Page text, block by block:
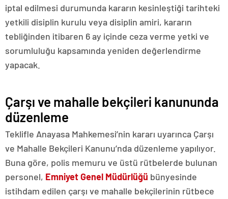
iptal edilmesi durumunda kararın kesinleştiği tarihteki
yetkili disiplin kurulu veya disiplin amiri, kararın
tebliğinden itibaren 6 ay içinde ceza verme yetki ve
sorumluluğu kapsamında yeniden değerlendirme
yapacak.
Çarşı ve mahalle bekçileri kanununda
düzenleme
Teklifle Anayasa Mahkemesi’nin kararı uyarınca Çarşı
ve Mahalle Bekçileri Kanunu’nda düzenleme yapılıyor.
Buna göre, polis memuru ve üstü rütbelerde bulunan
personel, Emniyet Genel Müdürlüğü bünyesinde
istihdam edilen çarşı ve mahalle bekçilerinin rütbece